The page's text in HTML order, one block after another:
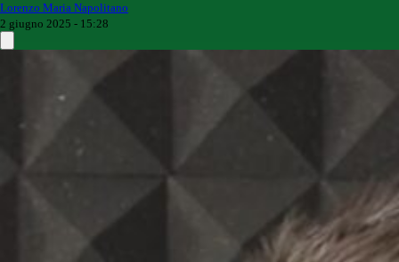
Lorenzo Maria Napolitano
2 giugno 2025 - 15:28